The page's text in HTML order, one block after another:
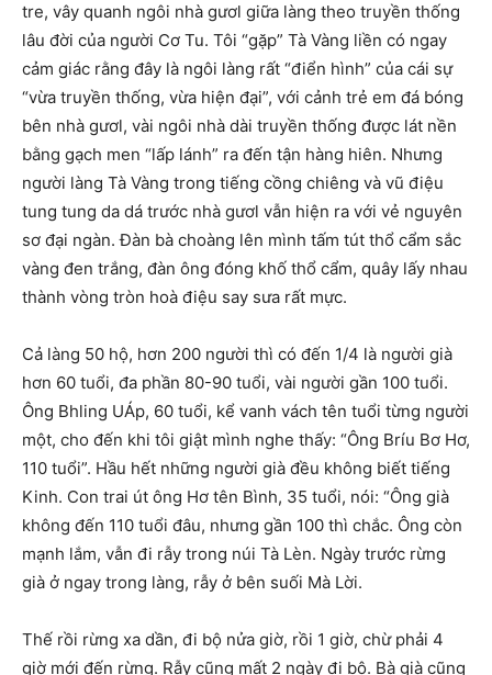
tre, vây quanh ngôi nhà gươl giữa làng theo truyền thống
lâu đời của người Cơ Tu. Tôi “gặp” Tà Vàng liền có ngay
cảm giác rằng đây là ngôi làng rất “điển hình” của cái sự
“vừa truyền thống, vừa hiện đại”, với cảnh trẻ em đá bóng
bên nhà gươl, vài ngôi nhà dài truyền thống được lát nền
bằng gạch men “lấp lánh” ra đến tận hàng hiên. Nhưng
người làng Tà Vàng trong tiếng cồng chiêng và vũ điệu
tung tung da dá trước nhà gươl vẫn hiện ra với vẻ nguyên
sơ đại ngàn. Đàn bà choàng lên mình tấm tút thổ cẩm sắc
vàng đen trắng, đàn ông đóng khố thổ cẩm, quây lấy nhau
thành vòng tròn hoà điệu say sưa rất mực.
Cả làng 50 hộ, hơn 200 người thì có đến 1/4 là người già
hơn 60 tuổi, đa phần 80-90 tuổi, vài người gần 100 tuổi.
Ông Bhling UÁp, 60 tuổi, kể vanh vách tên tuổi từng người
một, cho đến khi tôi giật mình nghe thấy: “Ông Bríu Bơ Hơ,
110 tuổi”. Hầu hết những người già đều không biết tiếng
Kinh. Con trai út ông Hơ tên Bình, 35 tuổi, nói: “Ông già
không đến 110 tuổi đâu, nhưng gần 100 thì chắc. Ông còn
mạnh lắm, vẫn đi rẫy trong núi Tà Lèn. Ngày trước rừng
già ở ngay trong làng, rẫy ở bên suối Mà Lời.
Thế rồi rừng xa dần, đi bộ nửa giờ, rồi 1 giờ, chừ phải 4
giờ mới đến rừng. Rẫy cũng mất 2 ngày đi bộ. Bà già cũng